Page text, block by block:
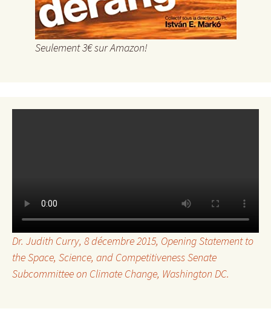
Seulement 3€ sur Amazon!
Dr. Judith Curry, 8 décembre 2015, Opening Statement to
the Space, Science, and Competitiveness Senate
Subcommittee on Climate Change, Washington DC.